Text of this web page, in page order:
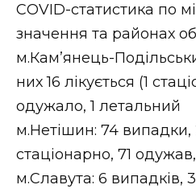
СOVID-статистика по
значення та районах
м.Кам’янець-
них 16 лікується (1
одужало, 1 летальний
м.Нетішин: 74 випадки,
стаціонарно, 71
м.Славута: 6 випадків, 3